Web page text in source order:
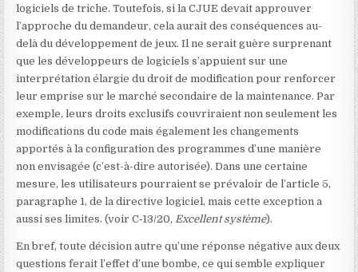
logiciels de triche. Toutefois, si la CJUE devait approuver
l’approche du demandeur, cela aurait des conséquences au-
delà du développement de jeux. Il ne serait guère surprenant
que les développeurs de logiciels s’appuient sur une
interprétation élargie du droit de modification pour renforcer
leur emprise sur le marché secondaire de la maintenance. Par
exemple, leurs droits exclusifs couvriraient non seulement les
modifications du code mais également les changements
apportés à la configuration des programmes d’une manière
non envisagée (c’est-à-dire autorisée). Dans une certaine
mesure, les utilisateurs pourraient se prévaloir de l’article 5,
paragraphe 1, de la directive logiciel, mais cette exception a
aussi ses limites. (voir C‑13/20,Excellent système).
En bref, toute décision autre qu’une réponse négative aux deux
questions ferait l’effet d’une bombe, ce qui semble expliquer